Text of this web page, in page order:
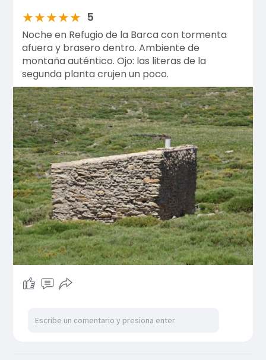
★★★★★ 5
Noche en Refugio de la Barca con tormenta
afuera y brasero dentro. Ambiente de
montaña auténtico. Ojo: las literas de la
segunda planta crujen un poco.